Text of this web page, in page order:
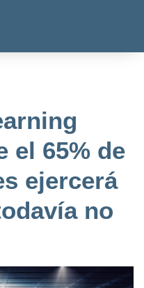
el 65% de
ejercerá
no